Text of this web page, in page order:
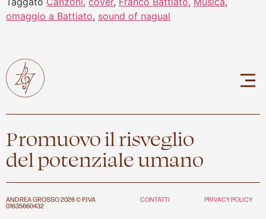
omaggio a Battiato, sound of nagual
Promuovo il risveglio
del potenziale umano
ANDREA GROSSO 2026 © P.IVA
01635660432
CONTATTI PRIVACY POLICY